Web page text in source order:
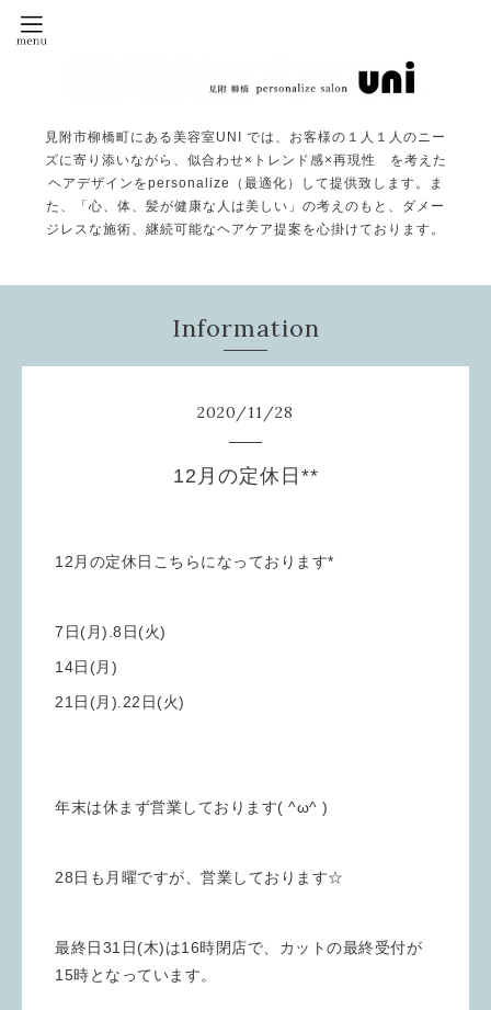
見附市柳橋町にある美容室UNI では、お客様の１人１人のニー
ズに寄り添いながら、似合わせ×トレンド感×再現性 を考えた
ヘアデザインをpersonalize（最適化）して提供致します。ま
た、「心、体、髪が健康な人は美しい」の考えのもと、ダメー
ジレスな施術、継続可能なヘアケア提案を心掛けております。
Information
2020/11/28
12月の定休日**
12月の定休日こちらになっております*
7日(月).8日(火)
14日(月)
21日(月).22日(火)
年末は休まず営業しております( ^ω^ )
28日も月曜ですが、営業しております☆
最終日31日(木)は16時閉店で、カットの最終受付が
15時となっています。